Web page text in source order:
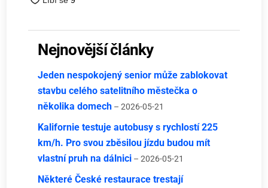
Nejnovější články
Jeden nespokojený senior může zablokovat
stavbu celého satelitního městečka o
několika domech – 2026-05-21
Kalifornie testuje autobusy s rychlostí 225
km/h. Pro svou zběsilou jízdu budou mít
vlastní pruh na dálnici – 2026-05-21
Některé České restaurace trestají